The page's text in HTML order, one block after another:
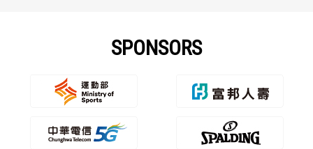
SPONSORS